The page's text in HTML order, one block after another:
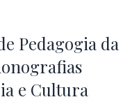
Pedagogia da
e Cultura